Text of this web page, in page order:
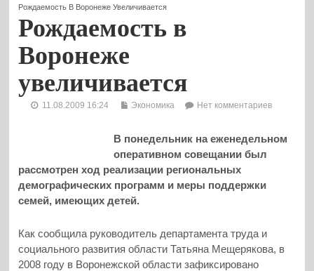
Рождаемость В Воронеже Увеличивается
Рождаемость в
Воронеже
увеличивается
11.08.2009 16:24 Экономика Нет комментариев
В понедельник на еженедельном
оперативном совещании был
рассмотрен ход реализации региональных
демографических программ и меры поддержки
семей, имеющих детей.
Как сообщила руководитель департамента труда и
социального развития области Татьяна Мещерякова, в
2008 году в Воронежской области зафиксировано